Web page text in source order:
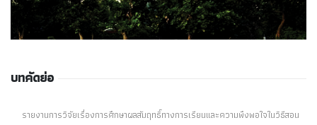
บทคัดย่อ
รายงานการวิจัยเรื่องการศึกษาผลสัมฤทธิ์ทางการเรียนและความพึงพอใจในวิธีสอน